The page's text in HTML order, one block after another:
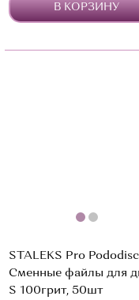
В КОРЗИНУ
STALEKS Pro Pododisc
Сменные файлы для
S 100грит, 50шт